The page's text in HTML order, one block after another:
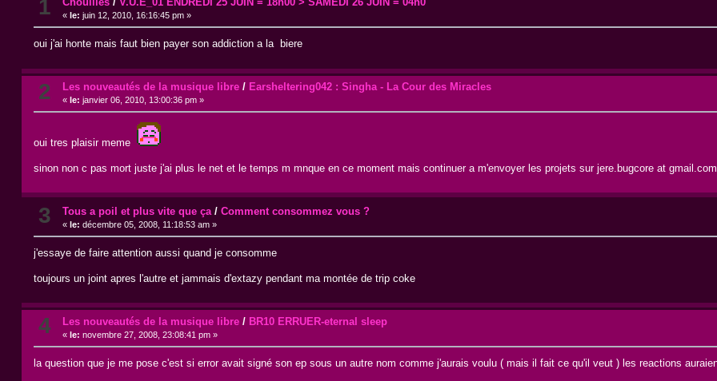
1 « le: juin 12, 2010, 16:16:45 pm »
oui j'ai honte mais faut bien payer son addiction a la biere
2 Les nouveautés de la musique libre/ Earsheltering042 : Singha - La Cour des Miracles
« le: janvier 06, 2010, 13:00:36 pm »
oui tres plaisir meme
sinon non c pas mort juste j'ai plus le net et le temps m mnque en ce moment mais continuer a m'envoyer les projets sur jere.bugcore at gmail.com
3 Tous a poil et plus vite que ça/ Comment consommez vous ?
« le: décembre 05, 2008, 11:18:53 am »
j'essaye de faire attention aussi quand je consomme
toujours un joint apres l'autre et jammais d'extazy pendant ma montée de trip coke
4 Les nouveautés de la musique libre/ BR10 ERRUER-eternal sleep
« le: novembre 27, 2008, 23:08:41 pm »
la question que je me pose c'est si error avait signé son ep sous un autre nom comme j'aurais voulu ( mais il fait ce qu'il veut ) les reactions